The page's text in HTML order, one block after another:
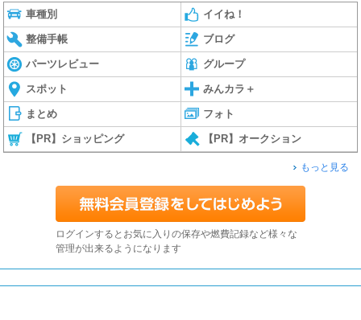
車種別 イイね！
整備手帳 ブログ
パーツレビュー グループ
スポット みんカラ＋
まとめ フォト
【PR】ショッピング 【PR】オークション
もっと見る
ログインするとお気に入りの保存や燃費記録など様々な
管理が出来るようになります